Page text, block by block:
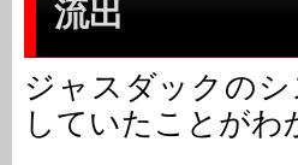
流出
ジャスダックの
していたことがわ